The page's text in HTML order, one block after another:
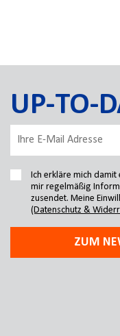
UP-TO-
Ich erkläre mich damit
mir regelmäßig
zusendet. Meine
(Datenschutz &
ZUM